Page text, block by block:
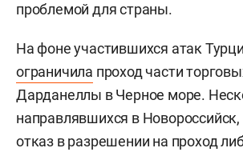
проблемой для страны.
На фоне участившихся атак
ограничила проход части
Дарданеллы в Черное море.
направлявшихся в Новороссийск,
отказ в разрешении на проход